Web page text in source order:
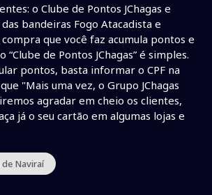
o Clube de Pontos JChagas e
bandeiras Fogo Atacadista e
que você faz acumula pontos e
de Pontos JChagas” é simples.
pontos, basta informar o CPF na
"Mais uma vez, o Grupo JChagas
agradar em cheio os clientes,
já o seu cartão em algumas lojas e
de Naviraí